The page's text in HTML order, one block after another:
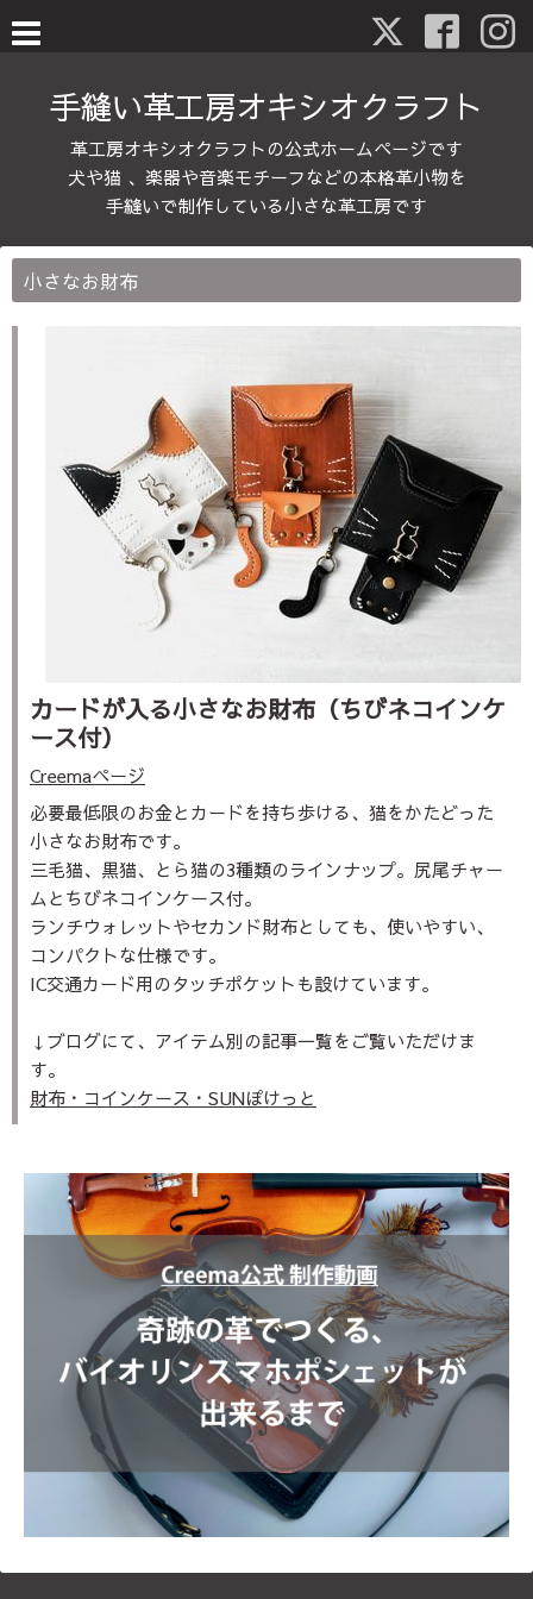
手縫い革工房オキシオクラフト
革工房オキシオクラフトの公式ホームページです
犬や猫 、楽器や音楽モチーフなどの本格革小物を
手縫いで制作している小さな革工房です
小さなお財布
カードが入る小さなお財布（ちびネコインケ
ース付）
Creemaページ
必要最低限のお金とカードを持ち歩ける、猫をかたどった
小さなお財布です。
三毛猫、黒猫、とら猫の3種類のラインナップ。尻尾チャー
ムとちびネコインケース付。
ランチウォレットやセカンド財布としても、使いやすい、
コンパクトな仕様です。
IC交通カード用のタッチポケットも設けています。
↓ブログにて、アイテム別の記事一覧をご覧いただけま
す。
財布・コインケース・SUNぽけっと